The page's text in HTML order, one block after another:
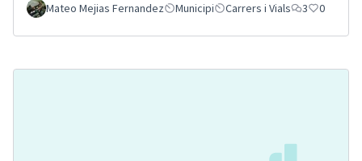
Mateo Mejias Fernandez Municipi Carrers i Vials 3 0